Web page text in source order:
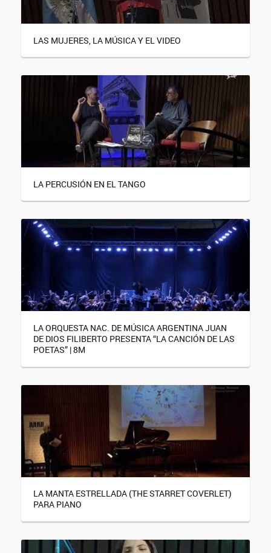
LAS MUJERES, LA MÚSICA Y EL VIDEO
LA PERCUSIÓN EN EL TANGO
LA ORQUESTA NAC. DE MÚSICA ARGENTINA JUAN
DE DIOS FILIBERTO PRESENTA “LA CANCIÓN DE LAS
POETAS” | 8M
LA MANTA ESTRELLADA (THE STARRET COVERLET)
PARA PIANO